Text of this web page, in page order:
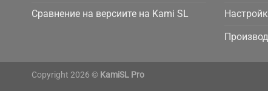
Сравнение на версиите на Kami SL
Copyright 2026 © KamiSL Pro